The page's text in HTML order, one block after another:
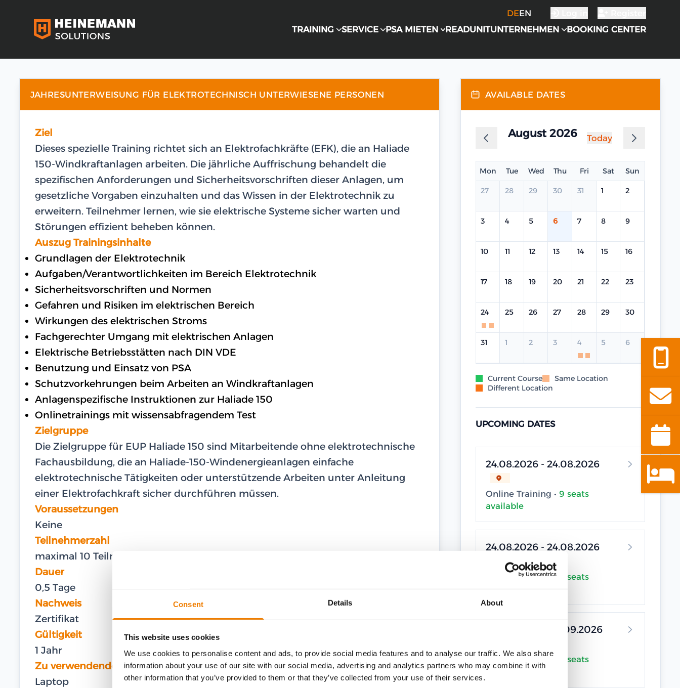
Consent Details About
This website uses cookies
We use cookies to personalise content and ads, to provide social media features and to analyse our traffic. We also share
information about your use of our site with our social media, advertising and analytics partners who may combine it with
other information that you’ve provided to them or that they’ve collected from your use of their services.
DEEN
TRAINING
SERVICE PSA MIETEN READUNITUNTERNEHMEN BOOKING CENTER
JAHRESUNTERWEISUNG FÜR ELEKTROTECHNISCH UNTERWIESENE PERSONEN
Ziel
Dieses spezielle Training richtet sich an Elektrofachkräfte (EFK), die an Haliade
150-Windkraftanlagen arbeiten. Die jährliche Auffrischung behandelt die
spezifischen Anforderungen und Sicherheitsvorschriften dieser Anlagen, um
gesetzliche Vorgaben einzuhalten und das Wissen in der Elektrotechnik zu
erweitern. Teilnehmer lernen, wie sie elektrische Systeme sicher warten und
Störungen effizient beheben können.
Auszug Trainingsinhalte
Grundlagen der Elektrotechnik
Aufgaben/Verantwortlichkeiten im Bereich Elektrotechnik
Sicherheitsvorschriften und Normen
Gefahren und Risiken im elektrischen Bereich
Wirkungen des elektrischen Stroms
Fachgerechter Umgang mit elektrischen Anlagen
Elektrische Betriebsstätten nach DIN VDE
Benutzung und Einsatz von PSA
Schutzvorkehrungen beim Arbeiten an Windkraftanlagen
Anlagenspezifische Instruktionen zur Haliade 150
Onlinetrainings mit wissensabfragendem Test
Zielgruppe
Die Zielgruppe für EUP Haliade 150 sind Mitarbeitende ohne elektrotechnische
Fachausbildung, die an Haliade-150-Windenergieanlagen einfache
elektrotechnische Tätigkeiten oder unterstützende Arbeiten unter Anleitung
einer Elektrofachkraft sicher durchführen müssen.
Voraussetzungen
Keine
Teilnehmerzahl
maximal 10 Teilnehmer
Dauer
0,5 Tage
Nachweis
Zertifikat
Gültigkeit
1 Jahr
Zu verwendende Ausrüstung
Laptop
AVAILABLE DATES
August 2026 Today
Mon Tue Wed Thu Fri Sat Sun
27 28 29 30 31 1 2
3 4 5 6 7 8 9
10 11 12 13 14 15 16
17 18 19 20 21 22 23
24 25 26 27 28 29 30
31 1 2 3 4 5 6
Current Course
Same Location
Different Location
UPCOMING DATES
24.08.2026 - 24.08.2026
Online Training • 9 seats
available
24.08.2026 - 24.08.2026
Online Training •
9 seats
available
04.09.2026 - 04.09.2026
9 seats
available